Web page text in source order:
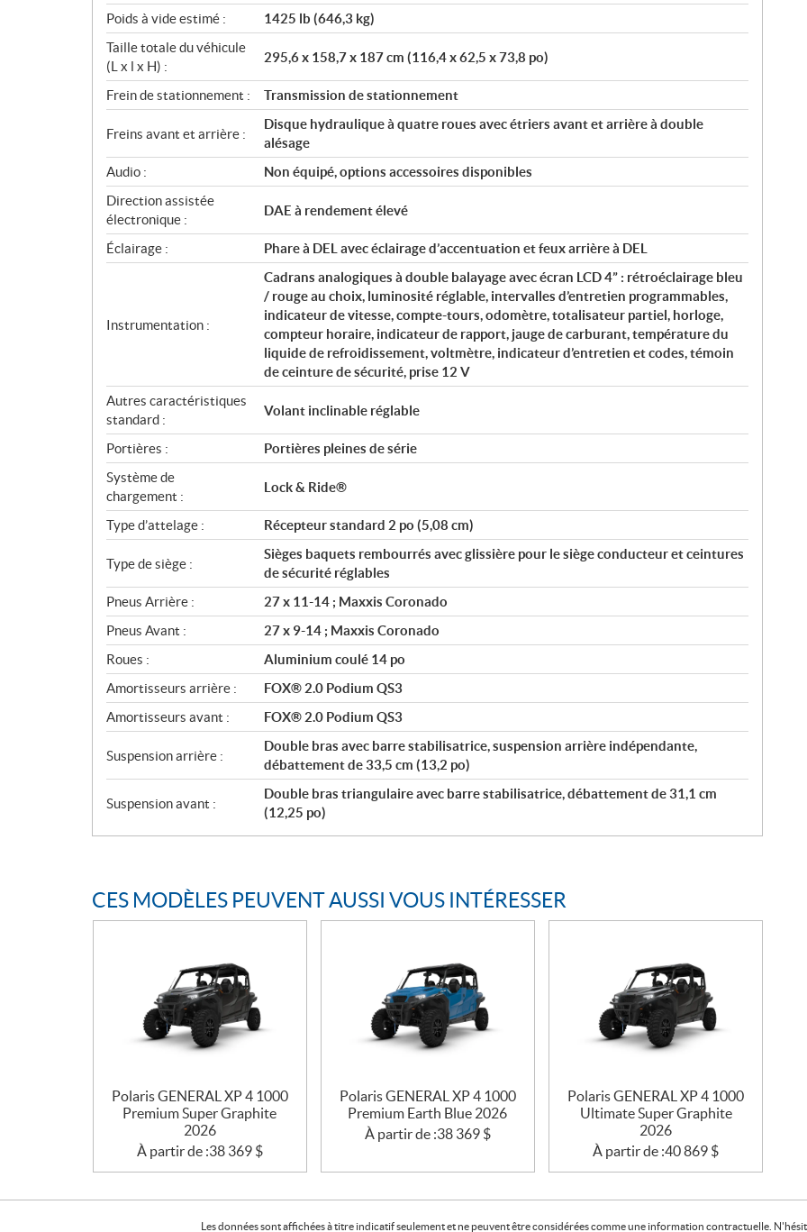
Poids à vide estimé :
1425 lb (646,3 kg)
Taille totale du véhicule
(L x l x H) :
295,6 x 158,7 x 187 cm (116,4 x 62,5 x 73,8 po)
Frein de stationnement : Transmission de stationnement
Freins avant et arrière :
Disque hydraulique à quatre roues avec étriers avant et arrière à double
alésage
Audio :
Non équipé, options accessoires disponibles
Direction assistée
électronique :
DAE à rendement élevé
Éclairage : Phare à DEL avec éclairage d’accentuation et feux arrière à DEL
Instrumentation :
Cadrans analogiques à double balayage avec écran LCD 4” : rétroéclairage bleu
/ rouge au choix, luminosité réglable, intervalles d’entretien programmables,
indicateur de vitesse, compte-tours, odomètre, totalisateur partiel, horloge,
compteur horaire, indicateur de rapport, jauge de carburant, température du
liquide de refroidissement, voltmètre, indicateur d’entretien et codes, témoin
de ceinture de sécurité, prise 12 V
Autres caractéristiques
standard :
Volant inclinable réglable
Portières :
Portières pleines de série
Système de
chargement :
Lock & Ride®
Type d’attelage : Récepteur standard 2 po (5,08 cm)
Type de siège :
Sièges baquets rembourrés avec glissière pour le siège conducteur et ceintures
de sécurité réglables
Pneus Arrière :
27 x 11-14 ; Maxxis Coronado
Pneus Avant :
27 x 9-14 ; Maxxis Coronado
Roues :
Aluminium coulé 14 po
Amortisseurs arrière :
FOX® 2.0 Podium QS3
Amortisseurs avant :
FOX® 2.0 Podium QS3
Suspension arrière :
Double bras avec barre stabilisatrice, suspension arrière indépendante,
débattement de 33,5 cm (13,2 po)
Suspension avant :
Double bras triangulaire avec barre stabilisatrice, débattement de 31,1 cm
(12,25 po)
CES MODÈLES PEUVENT AUSSI VOUS INTÉRESSER
Polaris GENERAL XP 4 1000
Premium Super Graphite
2026
À partir de :38 369 $
Polaris GENERAL XP 4 1000
Premium Earth Blue 2026
À partir de :38 369 $
Polaris GENERAL XP 4 1000
Ultimate Super Graphite
2026
À partir de :40 869 $
Les données sont affichées à titre indicatif seulement et ne peuvent être considérées comme une information contractuelle.